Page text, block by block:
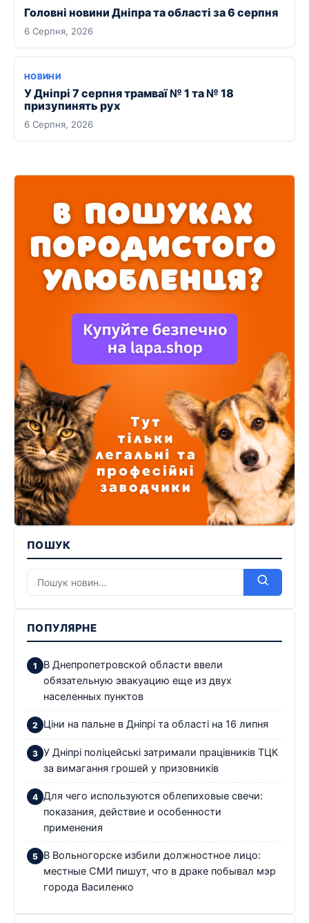
Головні новини Дніпра та області за 6 серпня
6 Серпня, 2026
НОВИНИ
У Дніпрі 7 серпня трамваї № 1 та № 18
призупинять рух
6 Серпня, 2026
ПОШУК
ПОПУЛЯРНЕ
В Днепропетровской области ввели
обязательную эвакуацию еще из двух
населенных пунктов
Ціни на пальне в Дніпрі та області на 16 липня
У Дніпрі поліцейські затримали працівників ТЦК
за вимагання грошей у призовників
Для чего используются облепиховые свечи:
показания, действие и особенности
применения
В Вольногорске избили должностное лицо:
местные СМИ пишут, что в драке побывал мэр
города Василенко